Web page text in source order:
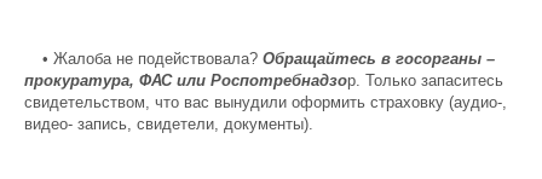
• Жалоба не подействовала? Обращайтесь в госорганы –
прокуратура, ФАС или Роспотребнадзор. Только запаситесь
свидетельством, что вас вынудили оформить страховку (аудио-,
видео- запись, свидетели, документы).